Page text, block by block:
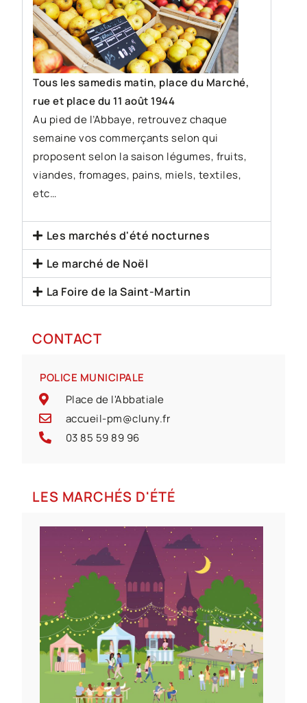
Tous les samedis matin, place du Marché,
rue et place du 11 août 1944
Au pied de l’Abbaye, retrouvez chaque
semaine vos commerçants selon qui
proposent selon la saison légumes, fruits,
viandes, fromages, pains, miels, textiles,
etc…
Les marchés d'été nocturnes
Le marché de Noël
La Foire de la Saint-Martin
CONTACT
POLICE MUNICIPALE
Place de l'Abbatiale
accueil-pm@cluny.fr
03 85 59 89 96
LES MARCHÉS D'ÉTÉ